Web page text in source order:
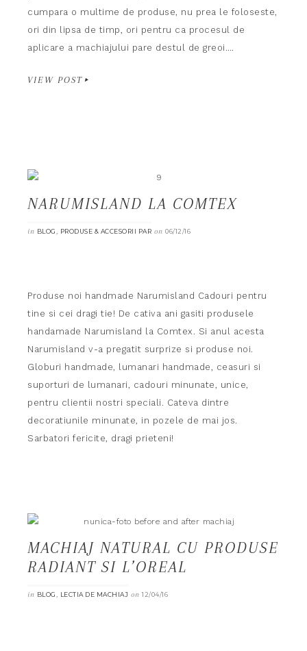
cumpara o multime de produse, nu prea le foloseste,
ori din lipsa de timp, ori pentru ca procesul de
aplicare a machiajului pare destul de greoi….
VIEW POST
NARUMISLAND LA COMTEX
in BLOG, PRODUSE & ACCESORII PAR on 06/12/16
Produse noi handmade Narumisland Cadouri pentru
tine si cei dragi tie! De cativa ani gasiti produsele
handamade Narumisland la Comtex. Si anul acesta
Narumisland v-a pregatit surprize si produse noi.
Globuri handmade, lumanari handmade, ceasuri si
suporturi de lumanari, cadouri minunate, unice,
pentru clientii nostri speciali. Cateva dintre
decoratiunile minunate, in pozele de mai jos.
Sarbatori fericite, dragi prieteni!
MACHIAJ NATURAL CU PRODUSE
RADIANT SI L’OREAL
in BLOG, LECTIA DE MACHIAJ on12/04/16